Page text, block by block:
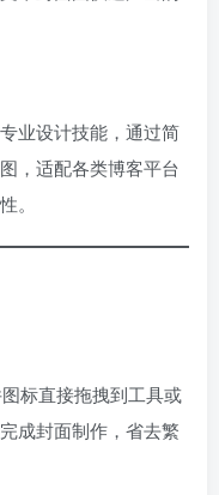
专业设计技能，通过简
，适配各类博客平台
。
标直接拖拽到工具或
成封面制作，省去繁